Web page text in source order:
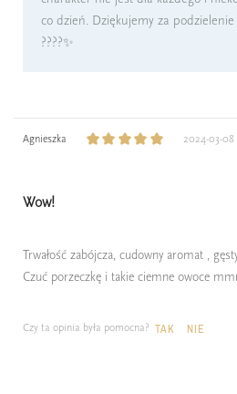
co dzień. Dziękujemy za
????✨
Agnieszka 2024-03-08
Wow!
Trwałość zabójcza, cudowny aromat ,
Czuć porzeczkę i takie ciemne owoce
Czy ta opinia była pomocna? TAK NIE